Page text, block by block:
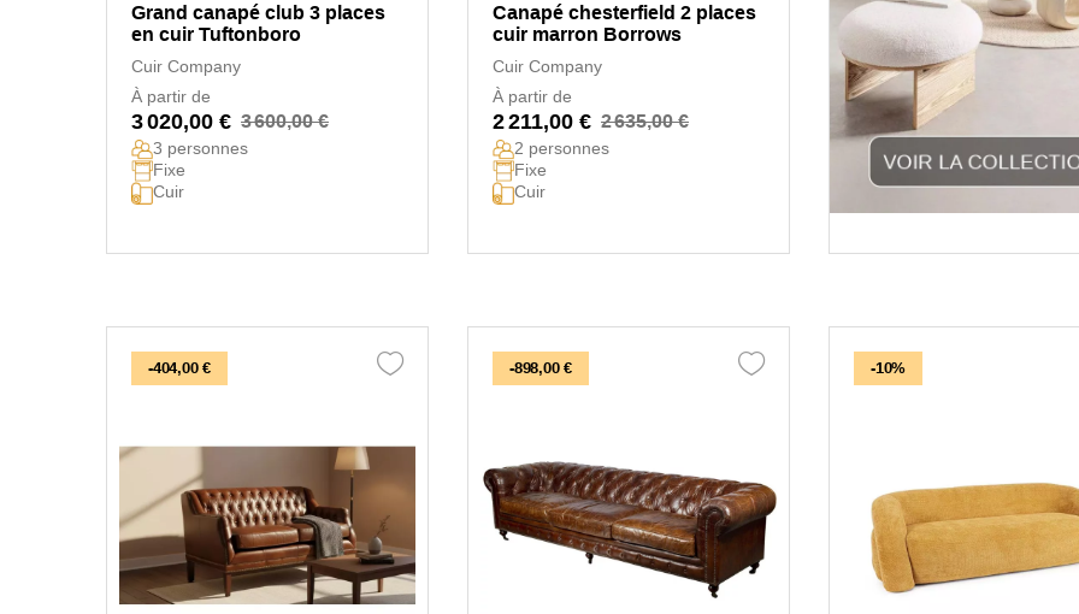
Grand canapé club 3 places
en cuir Tuftonboro
Cuir Company
À partir de
3 020,00 € 3 600,00 €
3 personnes
Fixe
Cuir
Canapé chesterfield 2 places
cuir marron Borrows
Cuir Company
À partir de
2 211,00 € 2 635,00 €
2 personnes
Fixe
Cuir
-404,00 € -898,00 € -10%